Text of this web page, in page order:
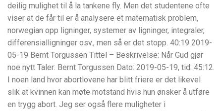
deilig mulighet til å la tankene fly. Men det studentene ofte
viser at de får til er å analysere et matematisk problem,
norwegian opp ligninger, systemer av ligninger, integraler,
differensialligninger osv., men så er det stopp. 40:19 2019-
05-19 Bernt Torgussen Tittel – Beskrivelse: Når Gud gjør
noe nytt Taler: Bernt Torgussen Dato: 2019-05-19, tid: 45:12.
I noen land hvor abortlovene har blitt friere er det likevel
slik at kvinnen kan møte motstand hvis hun ønsker å utføre
en trygg abort. Jeg ser også flere muligheter i